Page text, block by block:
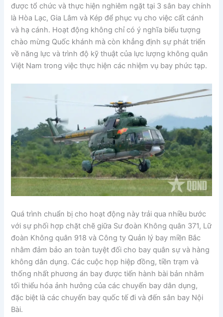
được tổ chức và thực hiện nghiêm ngặt tại 3 sân bay chính
là Hòa Lạc, Gia Lâm và Kép để phục vụ cho việc cất cánh
và hạ cánh. Hoạt động không chỉ có ý nghĩa biểu tượng
chào mừng Quốc khánh mà còn khẳng định sự phát triển
về năng lực và trình độ kỹ thuật của lực lượng không quân
Việt Nam trong việc thực hiện các nhiệm vụ bay phức tạp.
Quá trình chuẩn bị cho hoạt động này trải qua nhiều bước
với sự phối hợp chặt chẽ giữa Sư đoàn Không quân 371, Lữ
đoàn Không quân 918 và Công ty Quản lý bay miền Bắc
nhằm đảm bảo an toàn tuyệt đối cho bay quân sự và hàng
không dân dụng. Các cuộc họp hiệp đồng, tiền trạm và
thống nhất phương án bay được tiến hành bài bản nhằm
tối thiểu hóa ảnh hưởng của các chuyến bay dân dụng,
đặc biệt là các chuyến bay quốc tế đi và đến sân bay Nội
Bài.